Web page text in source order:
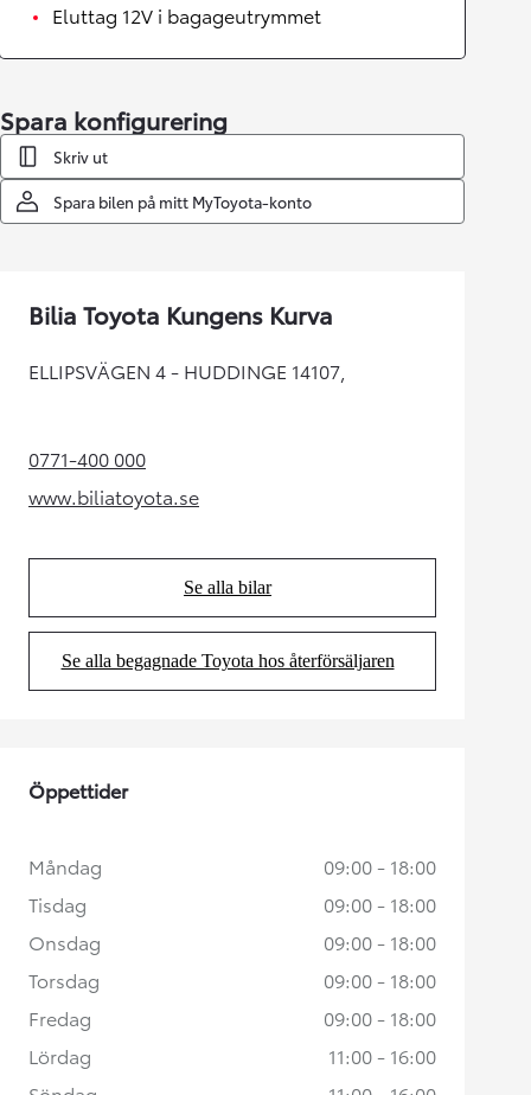
Eluttag 12V i bagageutrymmet
Spara konfigurering
Skriv ut
Spara bilen på mitt MyToyota-konto
Bilia Toyota Kungens Kurva
ELLIPSVÄGEN 4 - HUDDINGE 14107,
0771-400 000(Opens in new tab)
www.biliatoyota.se
(Opens in new tab)
Se alla bilar
(Opens in new tab)
Se alla begagnade Toyota hos återförsäljaren
(Opens in new tab)
Öppettider
Måndag
09:00 - 18:00
Tisdag
09:00 - 18:00
Onsdag
09:00 - 18:00
Torsdag
09:00 - 18:00
Fredag
09:00 - 18:00
Lördag
11:00 - 16:00